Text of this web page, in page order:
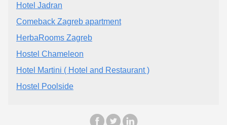
Hotel Jadran
Comeback Zagreb apartment
HerbaRooms Zagreb
Hostel Chameleon
Hotel Martini ( Hotel and Restaurant )
Hostel Poolside